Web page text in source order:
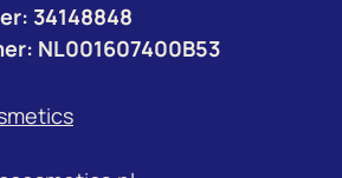
34148848
NL001607400B53